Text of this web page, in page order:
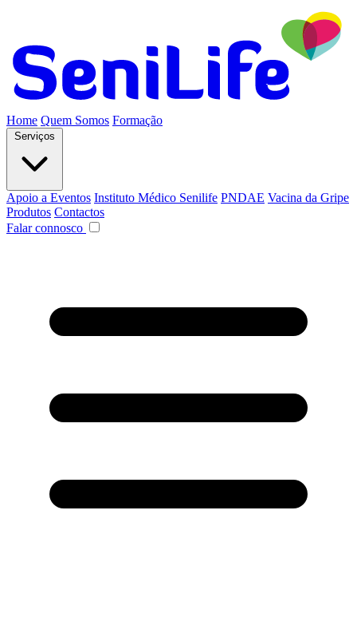
Home Quem Somos Formação
Serviços
Apoio a Eventos Instituto Médico Senilife PNDAE Vacina da Gripe
Produtos Contactos
Falar connosco